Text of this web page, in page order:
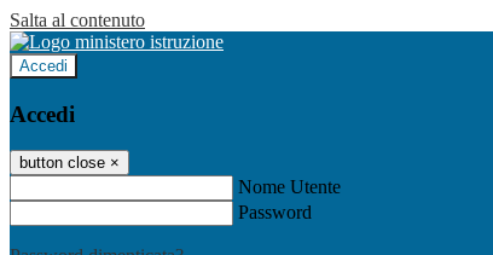
Salta al contenuto
Accedi
Accedi
button close ×
Nome Utente
Password